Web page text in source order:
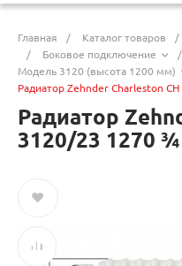
Главная / Каталог товаров /
/
Боковое подключение /
Модель 3120 (высота 1200 мм)
Радиатор Zehnder Charleston
Радиатор
3120/23 1270 ¾